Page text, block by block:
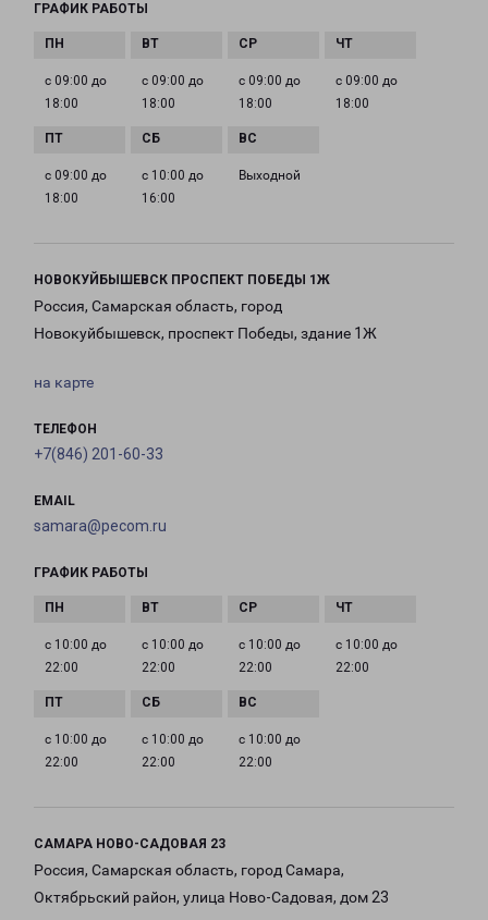
ГРАФИК РАБОТЫ
с 09:00 до
18:00
с 09:00 до
18:00
с 09:00 до
18:00
с 09:00 до
18:00
с 09:00 до
18:00
с 10:00 до
16:00
Выходной
НОВОКУЙБЫШЕВСК ПРОСПЕКТ ПОБЕДЫ 1Ж
Россия, Самарская область, город
Новокуйбышевск, проспект Победы, здание 1Ж
на карте
ТЕЛЕФОН
+7(846) 201-60-33
EMAIL
samara@pecom.ru
ГРАФИК РАБОТЫ
с 10:00 до
22:00
с 10:00 до
22:00
с 10:00 до
22:00
с 10:00 до
22:00
с 10:00 до
22:00
с 10:00 до
22:00
с 10:00 до
22:00
САМАРА НОВО-САДОВАЯ 23
Россия, Самарская область, город Самара,
Октябрьский район, улица Ново-Садовая, дом 23